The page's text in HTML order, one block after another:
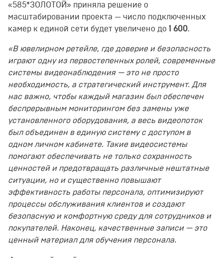
«585*ЗОЛОТОЙ» приняла решение о
масштабировании проекта — число подключенных
камер к единой сети будет увеличено до 1 600.
«В ювелирном ретейле, где доверие и безопасность
играют одну из первостепенных ролей, современные
системы видеонаблюдения —это не просто
необходимость, а стратегический инструмент. Для
нас важно, чтобы каждый магазин был обеспечен
беспрерывным мониторингом без замены уже
установленного оборудования, а весь видеопоток
был объединен в единую систему с доступом в
одном личном кабинете. Такие видеосистемы
помогают обеспечивать не только сохранность
ценностей и предотвращать различные нештатные
ситуации, но и существенно повышают
эффективность работы персонала, оптимизируют
процессы обслуживания клиентов и создают
безопасную и комфортную среду для сотрудников и
покупателей. Наконец, качественные записи —это
ценный материал для обучения персонала.